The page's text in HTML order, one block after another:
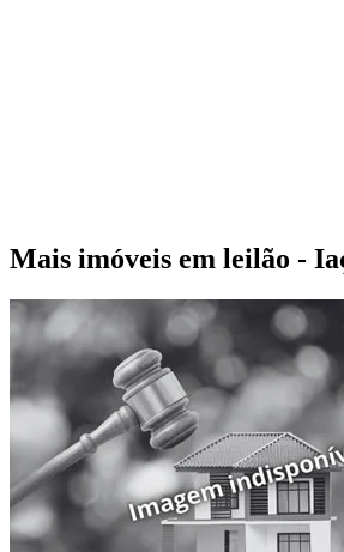
Mais imóveis em leilão -